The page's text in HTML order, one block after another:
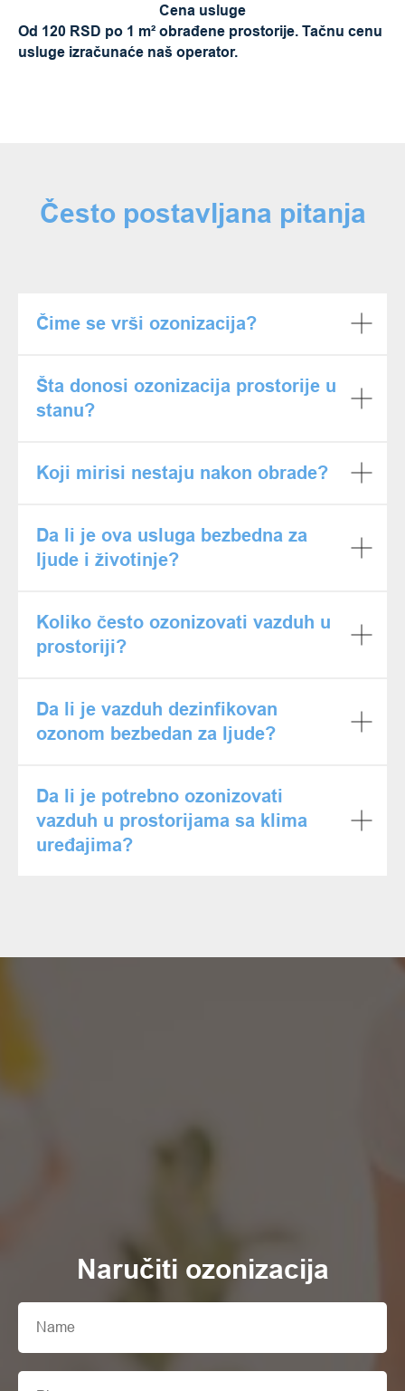
Cena usluge
Od 120 RSD po 1 m² obrađene prostorije. Tačnu cenu
usluge izračunaće naš operator.
Često postavljana pitanja
Čime se vrši ozonizacija?
Šta donosi ozonizacija prostorije u
stanu?
Koji mirisi nestaju nakon obrade?
Da li je ova usluga bezbedna za
ljude i životinje?
Koliko često ozonizovati vazduh u
prostoriji?
Da li je vazduh dezinfikovan
ozonom bezbedan za ljude?
Da li je potrebno ozonizovati
vazduh u prostorijama sa klima
uređajima?
Naručiti ozonizacija